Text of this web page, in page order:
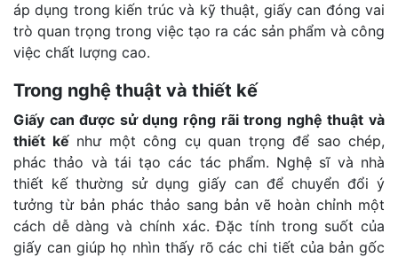
áp dụng trong kiến trúc và kỹ thuật, giấy can đóng vai
trò quan trọng trong việc tạo ra các sản phẩm và công
việc chất lượng cao.
Trong nghệ thuật và thiết kế
Giấy can được sử dụng rộng rãi trong nghệ thuật và
thiết kếnhư một công cụ quan trọng để sao chép,
phác thảo và tái tạo các tác phẩm. Nghệ sĩ và nhà
thiết kế thường sử dụng giấy can để chuyển đổi ý
tưởng từ bản phác thảo sang bản vẽ hoàn chỉnh một
cách dễ dàng và chính xác. Đặc tính trong suốt của
giấy can giúp họ nhìn thấy rõ các chi tiết của bản gốc